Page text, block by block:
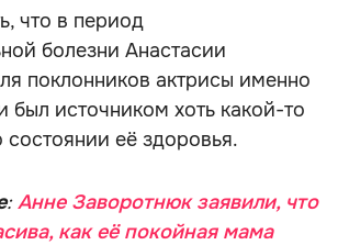
что в период
болезни Анастасии
поклонников актрисы именно
был источником хоть какой-то
её здоровья.
:Анне Заворотнюк заявили, что
как её покойная мама